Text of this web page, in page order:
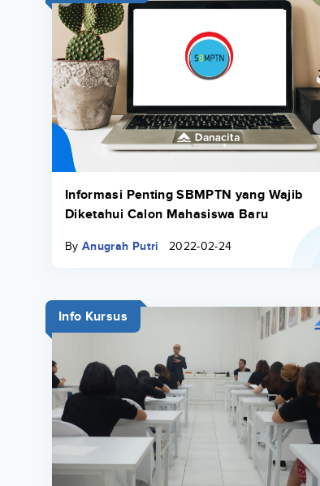
Informasi Penting SBMPTN yang Wajib
Diketahui Calon Mahasiswa Baru
By Anugrah Putri 2022-02-24
Info Kursus